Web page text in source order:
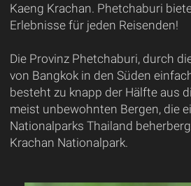
Kaeng Krachan. Phetchaburi
Erlebnisse für jeden Reisenden!
Die Provinz Phetchaburi, durch
von Bangkok in den Süden
besteht zu knapp der Hälfte aus
meist unbewohnten Bergen, die
Nationalparks Thailand
Krachan Nationalpark.